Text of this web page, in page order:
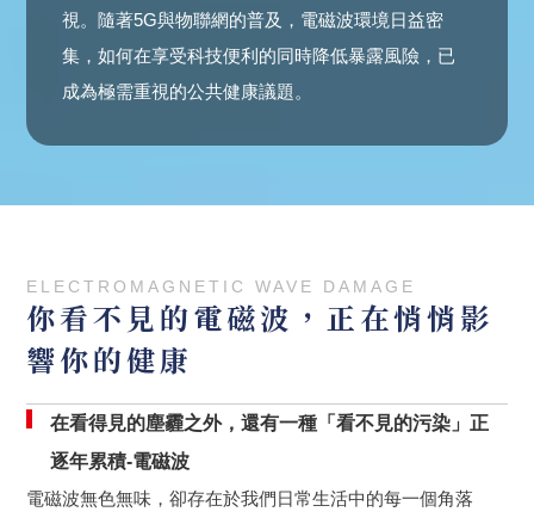
視。隨著5G與物聯網的普及，電磁波環境日益密
集，如何在享受科技便利的同時降低暴露風險，已
成為極需重視的公共健康議題。
ELECTROMAGNETIC WAVE DAMAGE
你看不見的電磁波，正在悄悄影
響你的健康
在看得見的塵霾之外，還有一種「看不見的污染」正
逐年累積-電磁波
電磁波無色無味，卻存在於我們日常生活中的每一個角落